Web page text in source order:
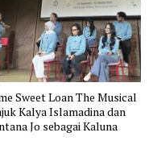
Sweet Loan The Musical
Kalya Islamadina dan
Jo sebagai Kaluna